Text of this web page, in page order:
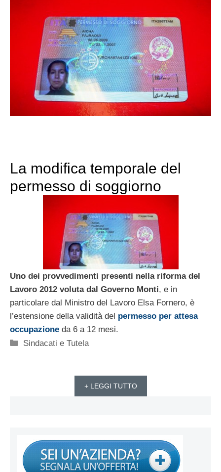
La modifica temporale del
permesso di soggiorno
Uno dei provvedimenti presenti nella riforma del
Lavoro 2012 voluta dal Governo Monti, e in
particolare dal Ministro del Lavoro Elsa Fornero, è
l’estensione della validità del permesso per attesa
occupazione da 6 a 12 mesi.
Categorie
Sindacati e Tutela
+ LEGGI TUTTO